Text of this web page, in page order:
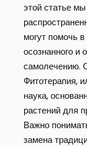
этой статье
могут помочь
осознанного и
самолечению.
Фитотерапия,
наука,
растений для
Важно
замена